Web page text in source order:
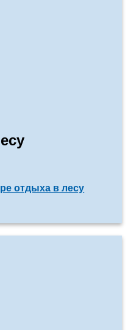
отдыха в лесу